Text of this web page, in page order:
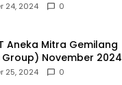
24, 2024 0
Aneka Mitra Gemilang
Group) November 2024
25, 2024 0